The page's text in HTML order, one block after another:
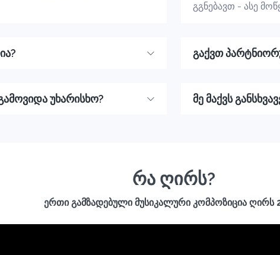
უხარისხო?
გგნებავთ - ასე
გაქვთ
მე მაქვს
რა ღირს?
ერთი გამზადებული მუსიკალური კომპოზიცია ღირს